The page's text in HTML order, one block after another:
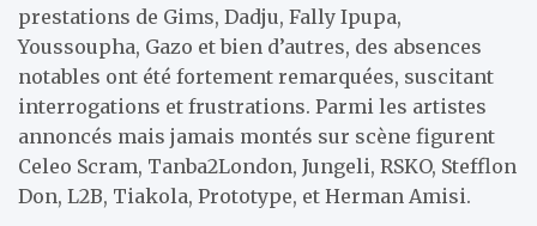
prestations de Gims, Dadju, Fally Ipupa,
Youssoupha, Gazo et bien d’autres, des absences
notables ont été fortement remarquées, suscitant
interrogations et frustrations. Parmi les artistes
annoncés mais jamais montés sur scène figurent
Celeo Scram, Tanba2London, Jungeli, RSKO, Stefflon
Don, L2B, Tiakola, Prototype, et Herman Amisi.